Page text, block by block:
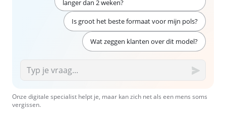
langer dan 2 weken?
Is groot het beste formaat voor mijn pols?
Wat zeggen klanten over dit model?
Onze digitale specialist helpt je, maar kan zich net als een mens soms
vergissen.